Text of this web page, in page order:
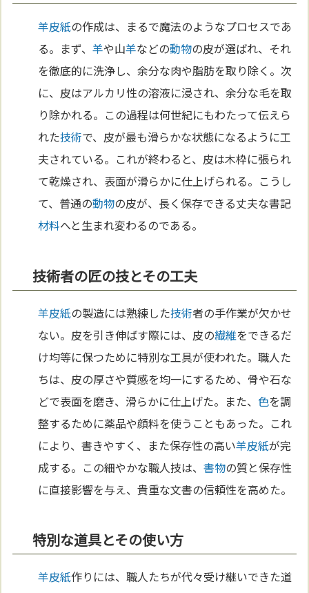
羊皮紙の作成は、まるで魔法のようなプロセスであ
る。まず、羊や山羊などの動物の皮が選ばれ、それ
を徹底的に洗浄し、余分な肉や脂肪を取り除く。次
に、皮はアルカリ性の溶液に浸され、余分な毛を取
り除かれる。この過程は何世紀にもわたって伝えら
れた技術で、皮が最も滑らかな状態になるように工
夫されている。これが終わると、皮は木枠に張られ
て乾燥され、表面が滑らかに仕上げられる。こうし
て、普通の動物の皮が、長く保存できる丈夫な書記
材料へと生まれ変わるのである。
技術者の匠の技とその工夫
羊皮紙の製造には熟練した技術者の手作業が欠かせ
ない。皮を引き伸ばす際には、皮の繊維をできるだ
け均等に保つために特別な工具が使われた。職人た
ちは、皮の厚さや質感を均一にするため、骨や石な
どで表面を磨き、滑らかに仕上げた。また、色を調
整するために薬品や顔料を使うこともあった。これ
により、書きやすく、また保存性の高い羊皮紙が完
成する。この細やかな職人技は、書物の質と保存性
に直接影響を与え、貴重な文書の信頼性を高めた。
特別な道具とその使い方
羊皮紙作りには、職人たちが代々受け継いできた道